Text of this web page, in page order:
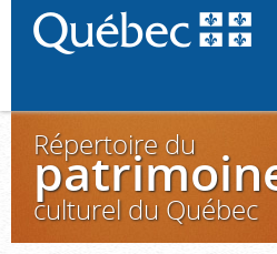
Répertoire du
culturel du Québec